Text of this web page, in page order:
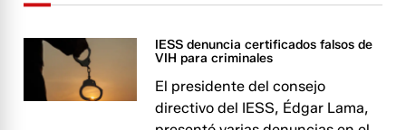
IESS denuncia certificados falsos de
VIH para criminales
El presidente del consejo
directivo del IESS, Édgar Lama,